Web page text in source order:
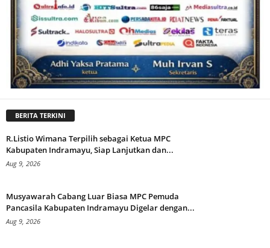
BERITA TERKINI
R.Listio Wimana Terpilih sebagai Ketua MPC
Kabupaten Indramayu, Siap Lanjutkan dan...
Aug 9, 2026
Musyawarah Cabang Luar Biasa MPC Pemuda
Pancasila Kabupaten Indramayu Digelar dengan...
Aug 9, 2026